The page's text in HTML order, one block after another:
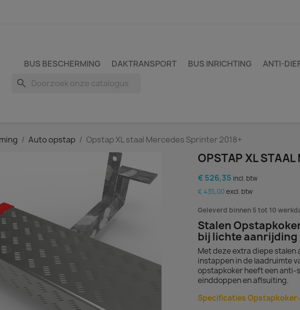
BUS BESCHERMING DAKTRANSPORT BUS INRICHTING ANTI-
search
Auto opstap Opstap XL staal Mercedes Sprinter 2018+
OPSTAP XL STAAL
€ 526,35 incl. btw
€ 435,00 excl. btw
Geleverd binnen 5 tot 10
Stalen
bij lichte aanrijding
Met deze extra diepe stalen
instappen in de laadruimte
opstapkoker heeft een anti-
einddoppen en aflsuiting.
Specificaties Opstapkoker: